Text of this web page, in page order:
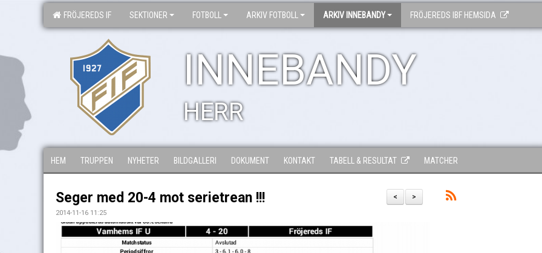
FRÖJEREDS IF SEKTIONER FOTBOLL ARKIV FOTBOLL ARKIV INNEBANDY FRÖJEREDS IBF HEMSIDA
INNEBANDY
HERR
HEM TRUPPEN NYHETER BILDGALLERI DOKUMENT KONTAKT TABELL & RESULTAT MATCHER
>
<
Seger med 20-4 mot serietrean !!!
2014-11-16 11:25